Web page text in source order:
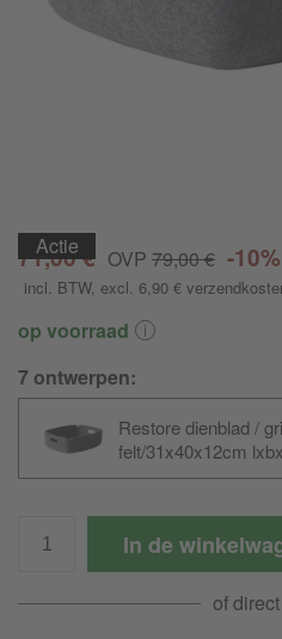
Actie
Actie
Actie
Actie
Actie
Actie
71,00 € OVP 79,00 € -10%
incl. BTW, excl. 6,90 €
op voorraad
7 ontwerpen:
Restore dienblad /
felt/31x40x12cm
In de
of